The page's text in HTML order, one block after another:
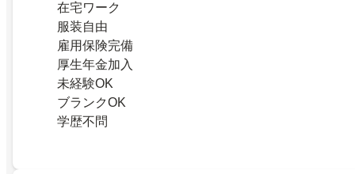
在宅ワーク
服装自由
雇用保険完備
厚生年金加入
未経験OK
ブランクOK
学歴不問